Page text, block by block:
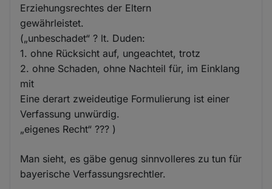
Erziehungsrechtes der Eltern
gewährleistet.
(„unbeschadet“ ? lt. Duden:
1. ohne Rücksicht auf, ungeachtet, trotz
2. ohne Schaden, ohne Nachteil für, im Einklang
mit
Eine derart zweideutige Formulierung ist einer
Verfassung unwürdig.
„eigenes Recht“ ??? )
Man sieht, es gäbe genug sinnvolleres zu tun für
bayerische Verfassungsrechtler.